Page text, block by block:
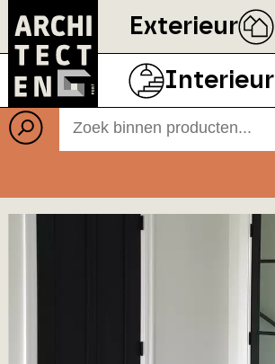
Exterieur
Interieur
Producten